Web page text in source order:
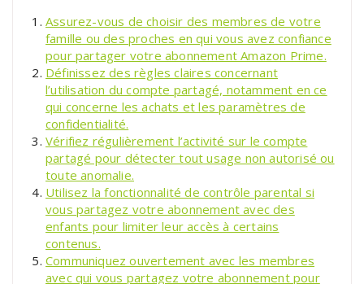
Assurez-vous de choisir des membres de votre
famille ou des proches en qui vous avez confiance
pour partager votre abonnement Amazon Prime.
Définissez des règles claires concernant
l’utilisation du compte partagé, notamment en ce
qui concerne les achats et les paramètres de
confidentialité.
Vérifiez régulièrement l’activité sur le compte
partagé pour détecter tout usage non autorisé ou
toute anomalie.
Utilisez la fonctionnalité de contrôle parental si
vous partagez votre abonnement avec des
enfants pour limiter leur accès à certains
contenus.
Communiquez ouvertement avec les membres
avec qui vous partagez votre abonnement pour